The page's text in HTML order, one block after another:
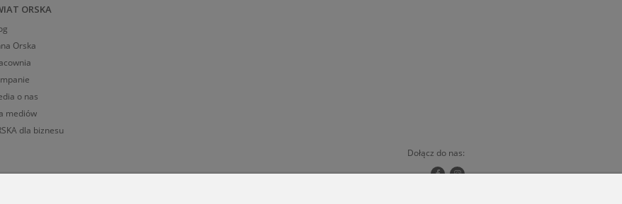
ORSKA
Orska
o nas
mediów
dla biznesu
Dołącz do nas: